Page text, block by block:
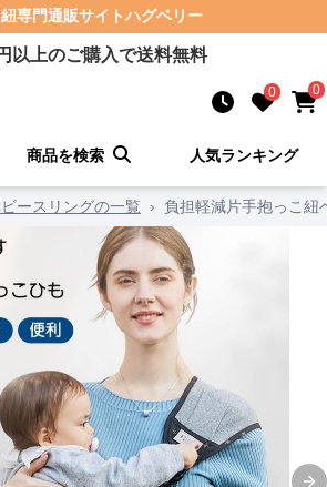
専門通販サイトハグベリー
以上のご購入で送料無料
0 0
商品を検索 人気ランキング
ースリングの一覧 › 負担軽減片手抱っこ紐